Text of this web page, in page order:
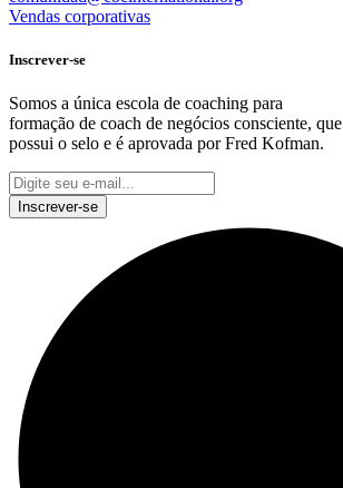
Vendas corporativas
Inscrever-se
Somos a única escola de coaching para
formação de coach de negócios consciente, que
possui o selo e é aprovada por Fred Kofman.
Inscrever-se